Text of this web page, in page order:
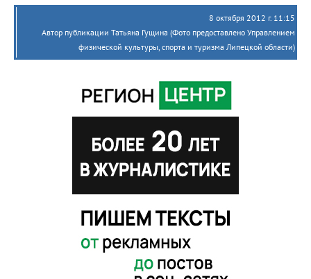
8 октября 2012 г. 11:15
Автор публикации Татьяна Гущина (Фото предоставлено Управлением
физической культуры, спорта и туризма Липецкой области)